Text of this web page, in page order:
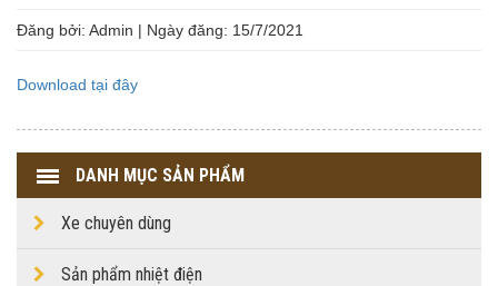
Đăng bởi: Admin | Ngày đăng: 15/7/2021
Download tại đây
DANH MỤC SẢN PHẨM
Xe chuyên dùng
Sản phẩm nhiệt điện